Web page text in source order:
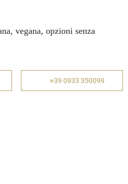
vegana, opzioni senza
+39 0933 350099